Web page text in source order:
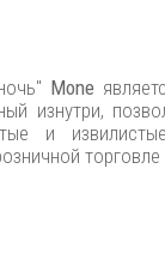
Mone
изнутри,
и